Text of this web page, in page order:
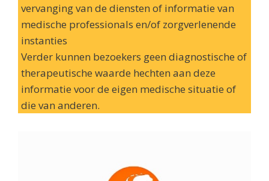
vervanging van de diensten of informatie van
medische professionals en/of zorgverlenende
instanties
Verder kunnen bezoekers geen diagnostische of
therapeutische waarde hechten aan deze
informatie voor de eigen medische situatie of
die van anderen.